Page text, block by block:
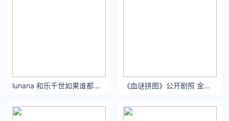
本文由 懂球妹发表，转载此文章须经作者同意，并请附上出处(
lunana 和乐千世如果谁都可以的话，不必是我。 《血谜拼图》公开剧照 金多美×孙锡久携手追凶！_海外_电影网_1905.com